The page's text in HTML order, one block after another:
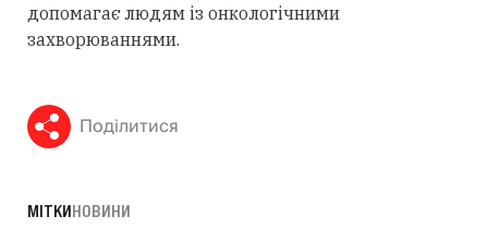
допомагає людям із онкологічними
захворюваннями.
Поділитися
МІТКИНОВИНИ